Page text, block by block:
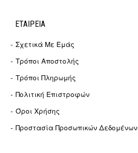
ΕΤΑΙΡΕΊΑ
Σχετικά Με Εμάς
Τρόποι Αποστολής
Τρόποι Πληρωμής
Πολιτική Επιστροφών
Όροι Χρήσης
Προστασία Προσωπικών Δεδομένων